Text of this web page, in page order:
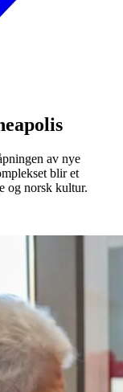
av nye
blir et
og norsk kultur.